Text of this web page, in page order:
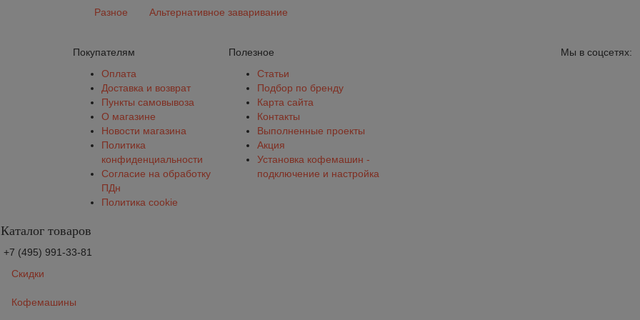
Разное Альтернативное заваривание
Покупателям
Оплата
Доставка и возврат
Пункты самовывоза
О магазине
Новости магазина
Политика
конфиденциальности
Согласие на обработку
ПДн
Политика cookie
Полезное
Статьи
Подбор по бренду
Карта сайта
Контакты
Выполненные проекты
Акция
Установка кофемашин -
подключение и настройка
Мы в соцсетях:
Каталог товаров
+7 (495) 991-33-81
Скидки
Кофемашины